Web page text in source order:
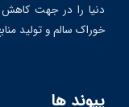
دنیا را در جهت کاهش
خوراک سالم و تولید
پیوند ها